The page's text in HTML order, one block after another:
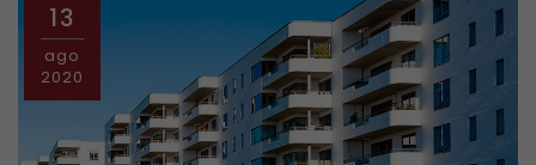
13
ago
2020